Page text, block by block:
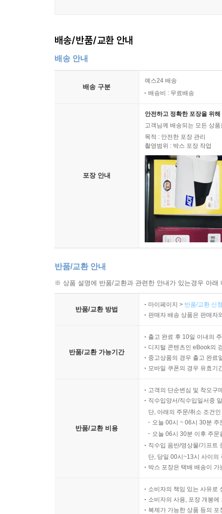
배송/반품/교환 안내
배송 안내
배송 구분
예스24 배송
배송비 : 무료배송
포장 안내
안전하고 정확한 포장을 위
고객님께 배송되는 모든 상
목적 : 안전한 포장 관리
촬영범위 : 박스 포장 작업
반품/교환 안내
※ 상품 설명에 반품/교환과 관련한 안내가 있는경우 아
반품/교환 방법
마이페이지 > 반품/교환 신
판매자 배송 상품은 판매자
반품/교환 가능기간
출고 완료 후 10일 이내의
디지털 콘텐츠인 eBook의
중고상품의 경우 출고 완료
모바일 쿠폰의 경우 유효기
반품/교환 비용
고객의 단순변심 및 착오구
직수입양서/직수입일서중
단, 아래의 주문/취소 조건
오늘 00시 ~ 06시 30분
오늘 06시 30분 이후 주
직수입 음반/영상물/기프트
단, 당일 00시~13시 사이의
박스 포장은 택배 배송이
소비자의 책임 있는 사유로
소비자의 사용, 포장 개봉
복제가 가능한 상품 등의